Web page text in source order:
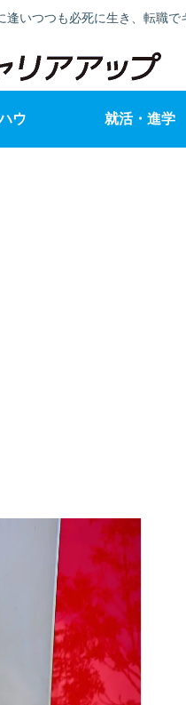
いつつも必死に生き、転職で
ウ 就活・進学